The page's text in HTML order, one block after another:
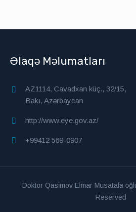
Əlaqə Məlumatları
AZ1114, Cavadxan küç., 32/15,
Bakı, Azərbaycan
http://www.eye.gov.az/
+99412 569-0907
Doktor Qasimov Elmar Musatafa
Reserved